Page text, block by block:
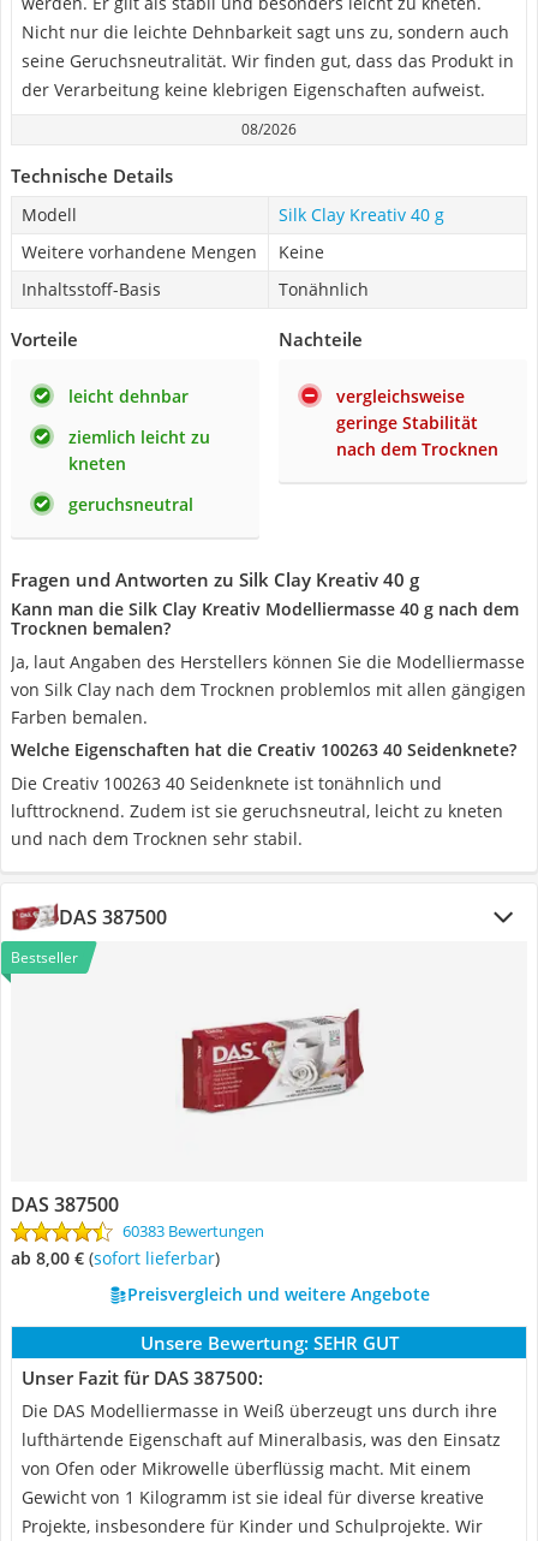
Nicht nur die leichte Dehnbarkeit sagt uns zu, sondern auch
seine Geruchsneutralität. Wir finden gut, dass das Produkt in
der Verarbeitung keine klebrigen Eigenschaften aufweist.
08/2026
Technische Details
Modell
Silk Clay Kreativ 40 g
Weitere vorhandene Mengen
Keine
Inhaltsstoff-Basis
Tonähnlich
Vorteile
leicht dehnbar
ziemlich leicht zu
kneten
geruchsneutral
Nachteile
vergleichsweise
geringe Stabilität
nach dem Trocknen
Fragen und Antworten zu Silk Clay Kreativ 40 g
Kann man die Silk Clay Kreativ Modelliermasse 40 g nach dem
Trocknen bemalen?
Ja, laut Angaben des Herstellers können Sie die Modelliermasse
von Silk Clay nach dem Trocknen problemlos mit allen gängigen
Farben bemalen.
Welche Eigenschaften hat die Creativ 100263 40 Seidenknete?
Die Creativ 100263 40 Seidenknete ist tonähnlich und
lufttrocknend. Zudem ist sie geruchsneutral, leicht zu kneten
und nach dem Trocknen sehr stabil.
DAS 387500
Bestseller
DAS 387500
60383 Bewertungen
ab 8,00 € ( Sofort lieferbar)
Preisvergleich und weitere Angebote
Unsere Bewertung: SEHR GUT
Unser Fazit für DAS 387500:
Die DAS Modelliermasse in Weiß überzeugt uns durch ihre
lufthärtende Eigenschaft auf Mineralbasis, was den Einsatz
von Ofen oder Mikrowelle überflüssig macht. Mit einem
Gewicht von 1 Kilogramm ist sie ideal für diverse kreative
Projekte, insbesondere für Kinder und Schulprojekte. Wir